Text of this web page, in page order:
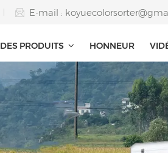
E-mail :
DES PRODUITS HONNEUR